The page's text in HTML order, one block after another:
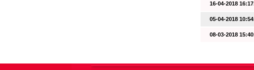
16-04-2018
05-04-2018
08-03-2018